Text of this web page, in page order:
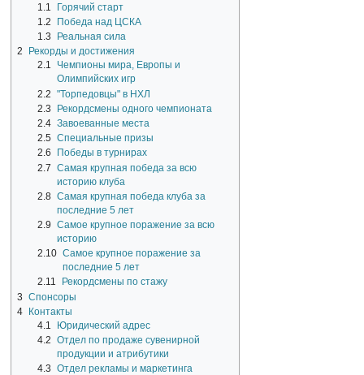
1.1
Горячий старт
1.2
Победа над ЦСКА
1.3
Реальная сила
2
Рекорды и достижения
2.1
Чемпионы мира, Европы и
Олимпийских игр
2.2 "Торпедовцы" в НХЛ
2.3
Рекордсмены одного чемпионата
2.4 Завоеванные места
2.5 Специальные призы
2.6
Победы в турнирах
2.7 Самая крупная победа за всю
историю клуба
2.8 Самая крупная победа клуба за
последние 5 лет
2.9 Самое крупное поражение за всю
историю
2.10 Самое крупное поражение за
последние 5 лет
2.11
Рекордсмены по стажу
3
Спонсоры
4 Контакты
4.1
Юридический адрес
4.2 Отдел по продаже сувенирной
продукции и атрибутики
4.3 Отдел рекламы и маркетинга